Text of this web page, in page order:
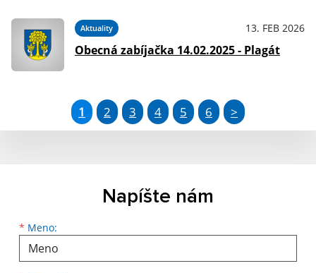
Aktuality 13. FEB 2026
Obecná zabíjačka 14.02.2025 - Plagát
1 2 3 4 5 6 >
Napíšte nám
* Meno:
Meno
Priezvisko
E-mailová adresa